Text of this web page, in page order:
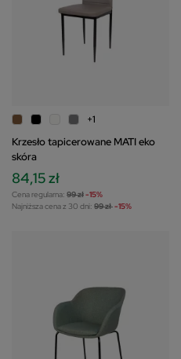
+1
Krzesło tapicerowane MATI eko
skóra
84,15 zł
Cena regularna: 99 zł-15%
Najniższa cena z 30 dni: 99 zł-15%